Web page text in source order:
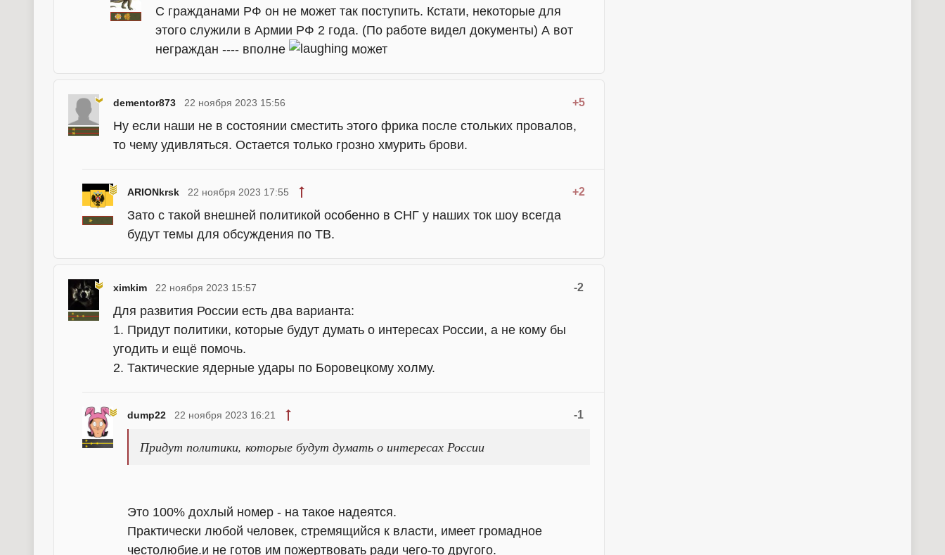
С гражданами РФ он не может так поступить. Кстати, некоторые для
этого служили в Армии РФ 2 года. (По работе видел документы) А вот
неграждан ---- вполне
может
dementor873 +5
22 ноября 2023 15:56
Ну если наши не в состоянии сместить этого фрика после стольких провалов,
то чему удивляться. Остается только грозно хмурить брови.
ARIONkrsk +2
22 ноября 2023 17:55
Зато с такой внешней политикой особенно в СНГ у наших ток шоу всегда
будут темы для обсуждения по ТВ.
ximkim -2
22 ноября 2023 15:57
Для развития России есть два варианта:
1. Придут политики, которые будут думать о интересах России, а не кому бы
угодить и ещё помочь.
2. Тактические ядерные удары по Боровецкому холму.
dump22 -1
22 ноября 2023 16:21
Придут политики, которые будут думать о интересах России
Это 100% дохлый номер - на такое надеятся.
Практически любой человек, стремящийся к власти, имеет громадное
честолюбие.и не готов им пожертвовать ради чего-то другого.